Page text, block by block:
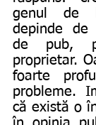
genul de
depinde de
de pub,
proprietar.
foarte
probleme.
că există o